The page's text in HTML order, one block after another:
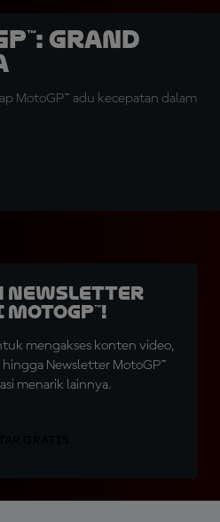
Grand
MotoGP™ adu kecepatan dalam
Newsletter
MotoGP™!
mengakses konten video,
hingga Newsletter MotoGP™
menarik lainnya.